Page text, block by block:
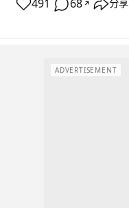
491 68 ↗ 分享
ADVERTISEMENT